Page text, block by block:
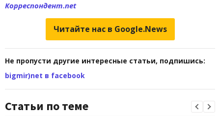
Корреспондент.net
Читайте нас в Google.News
Не пропусти другие интересные статьи, подпишись:
bigmir)net в facebook
Статьи по теме